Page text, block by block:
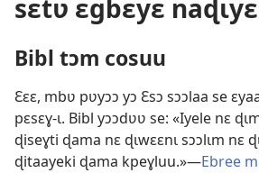
sɛtʋ ɛgbɛyɛ
Bibl tɔm cosuu
Ɛɛɛ, mbʋ pʋyɔɔ yɔ Ɛsɔ sɔɔlaa se
pɛsɛɣ-ɩ. Bibl yɔɔdʋʋ se: «Iyele nɛ
ɖiseɣti ɖama nɛ ɖɩwɛɛnɩ sɔɔlɩm nɛ
ɖitaayeki ɖama kpeɣluu.»—Ebree